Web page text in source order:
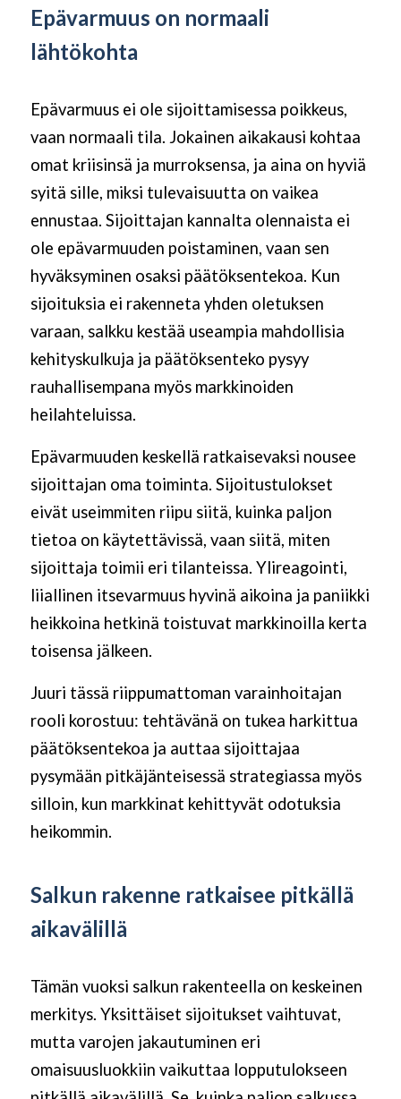
Epävarmuus on normaali
lähtökohta
Epävarmuus ei ole sijoittamisessa poikkeus,
vaan normaali tila. Jokainen aikakausi kohtaa
omat kriisinsä ja murroksensa, ja aina on hyviä
syitä sille, miksi tulevaisuutta on vaikea
ennustaa. Sijoittajan kannalta olennaista ei
ole epävarmuuden poistaminen, vaan sen
hyväksyminen osaksi päätöksentekoa. Kun
sijoituksia ei rakenneta yhden oletuksen
varaan, salkku kestää useampia mahdollisia
kehityskulkuja ja päätöksenteko pysyy
rauhallisempana myös markkinoiden
heilahteluissa.
Epävarmuuden keskellä ratkaisevaksi nousee
sijoittajan oma toiminta. Sijoitustulokset
eivät useimmiten riipu siitä, kuinka paljon
tietoa on käytettävissä, vaan siitä, miten
sijoittaja toimii eri tilanteissa. Ylireagointi,
liiallinen itsevarmuus hyvinä aikoina ja paniikki
heikkoina hetkinä toistuvat markkinoilla kerta
toisensa jälkeen.
Juuri tässä riippumattoman varainhoitajan
rooli korostuu: tehtävänä on tukea harkittua
päätöksentekoa ja auttaa sijoittajaa
pysymään pitkäjänteisessä strategiassa myös
silloin, kun markkinat kehittyvät odotuksia
heikommin.
Salkun rakenne ratkaisee pitkällä
aikavälillä
Tämän vuoksi salkun rakenteella on keskeinen
merkitys. Yksittäiset sijoitukset vaihtuvat,
mutta varojen jakautuminen eri
omaisuusluokkiin vaikuttaa lopputulokseen